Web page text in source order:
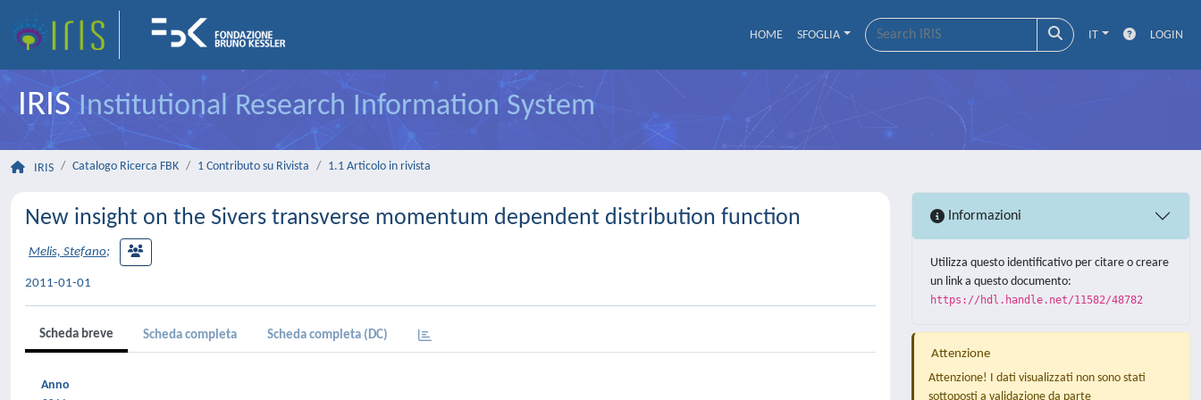
HOME SFOGLIA IT LOGIN
IRISInstitutional Research Information System
IRIS Catalogo Ricerca FBK 1 Contributo su Rivista 1.1 Articolo in rivista
New insight on the Sivers transverse momentum dependent distribution function
Melis, Stefano;
2011-01-01
Scheda breve Scheda completa Scheda completa (DC)
Anno
Informazioni
Utilizza questo identificativo per citare o creare
un link a questo documento:
https://hdl.handle.net/11582/48782
Attenzione
Attenzione! I dati visualizzati non sono stati
sottoposti a validazione da parte